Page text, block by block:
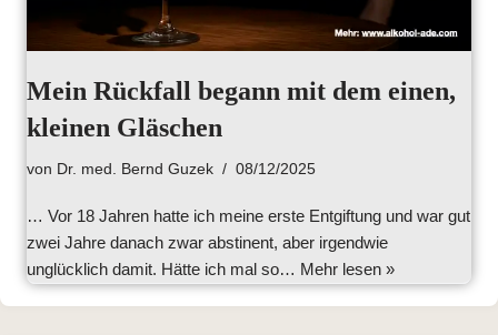
Mein Rückfall begann mit dem einen,
kleinen Gläschen
von Dr. med. Bernd Guzek 08/12/2025
… Vor 18 Jahren hatte ich meine erste Entgiftung und war gut
zwei Jahre danach zwar abstinent, aber irgendwie
unglücklich damit. Hätte ich mal so… Mehr lesen »